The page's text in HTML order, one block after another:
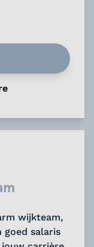
wijkteam,
goed salaris